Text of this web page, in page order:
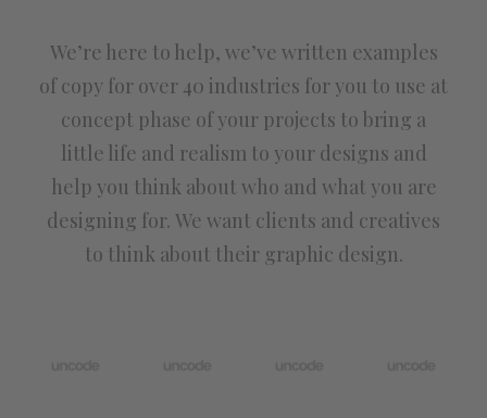
We’re here to help, we’ve written examples
of copy for over 40 industries for you to use at
concept phase of your projects to bring a
little life and realism to your designs and
help you think about who and what you are
designing for. We want clients and creatives
to think about their graphic design.